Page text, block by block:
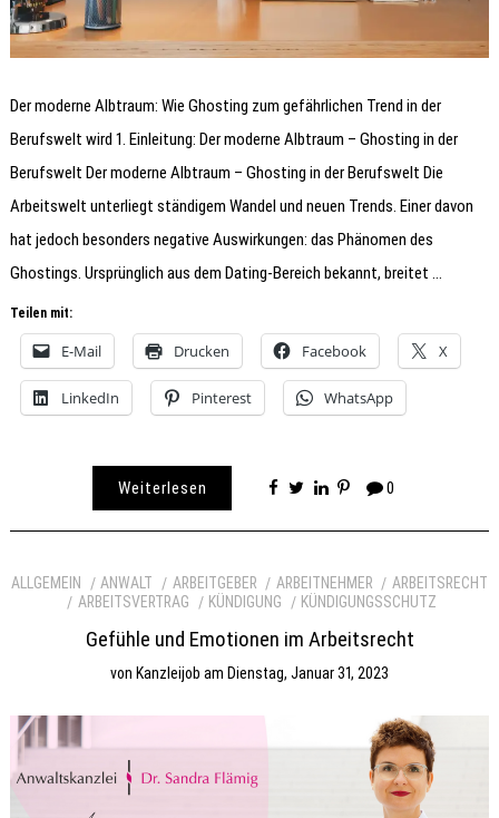
Der moderne Albtraum: Wie Ghosting zum gefährlichen Trend in der
Berufswelt wird 1. Einleitung: Der moderne Albtraum – Ghosting in der
Berufswelt Der moderne Albtraum – Ghosting in der Berufswelt Die
Arbeitswelt unterliegt ständigem Wandel und neuen Trends. Einer davon
hat jedoch besonders negative Auswirkungen: das Phänomen des
Ghostings. Ursprünglich aus dem Dating-Bereich bekannt, breitet …
Teilen mit:
E-Mail Drucken Facebook X
LinkedIn Pinterest WhatsApp
Weiterlesen 0
ALLGEMEIN ANWALT ARBEITGEBER ARBEITNEHMER
ARBEITSRECHT
ARBEITSVERTRAG
KÜNDIGUNG KÜNDIGUNGSSCHUTZ
Gefühle und Emotionen im Arbeitsrecht
von Kanzleijob am Dienstag, Januar 31, 2023